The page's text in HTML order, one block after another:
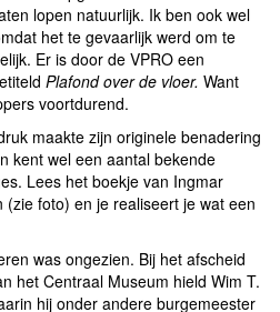
lopen natuurlijk. Ik ben ook wel
het te gevaarlijk werd om te
Er is door de VPRO een
Plafond over de vloer. Want
voortdurend.
maakte zijn originele benadering
kent wel een aantal bekende
Lees het boekje van Ingmar
(zie foto) en je realiseert je wat een
was ongezien. Bij het afscheid
het Centraal Museum hield Wim T.
hij onder andere burgemeester